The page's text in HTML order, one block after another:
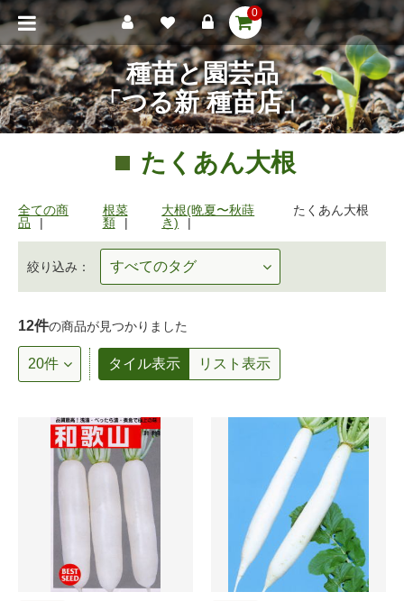
0
種苗と園芸品
「つる新 種苗店」
たくあん大根
全ての商
品
根菜
類
大根(晩夏〜秋蒔
き)
たくあん大根
絞り込み：
12件の商品が見つかりました
タイル表示 リスト表示